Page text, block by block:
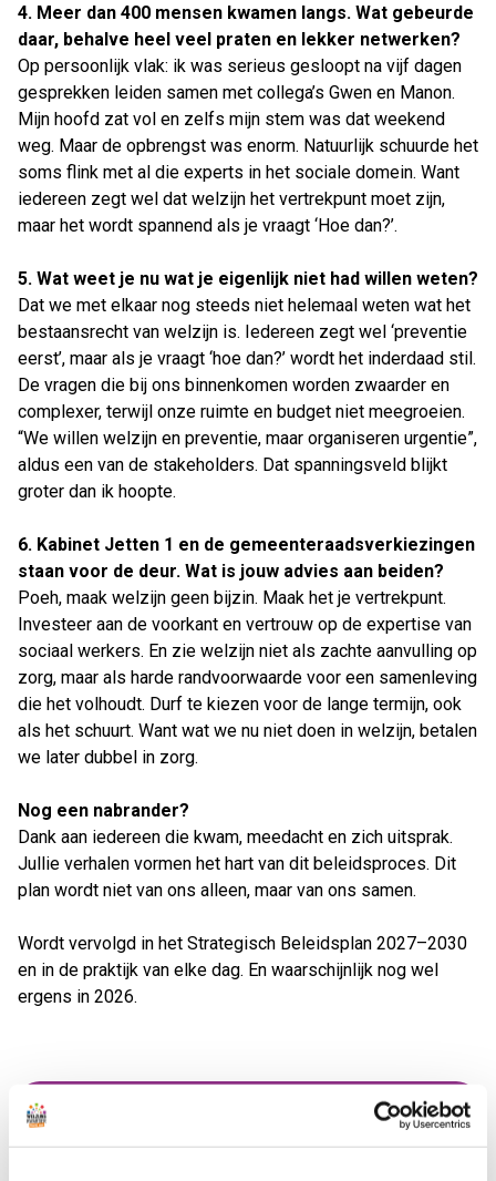
4. Meer dan 400 mensen kwamen langs. Wat gebeurde
daar, behalve heel veel praten en lekker netwerken?
Op persoonlijk vlak: ik was serieus gesloopt na vijf dagen
gesprekken leiden samen met collega’s Gwen en Manon.
Mijn hoofd zat vol en zelfs mijn stem was dat weekend
weg. Maar de opbrengst was enorm. Natuurlijk schuurde het
soms flink met al die experts in het sociale domein. Want
iedereen zegt wel dat welzijn het vertrekpunt moet zijn,
maar het wordt spannend als je vraagt ‘Hoe dan?’.
5. Wat weet je nu wat je eigenlijk niet had willen weten?
Dat we met elkaar nog steeds niet helemaal weten wat het
bestaansrecht van welzijn is. Iedereen zegt wel ‘preventie
eerst’, maar als je vraagt ‘hoe dan?’ wordt het inderdaad stil.
De vragen die bij ons binnenkomen worden zwaarder en
complexer, terwijl onze ruimte en budget niet meegroeien.
“We willen welzijn en preventie, maar organiseren urgentie”,
aldus een van de stakeholders. Dat spanningsveld blijkt
groter dan ik hoopte.
6. Kabinet Jetten 1 en de gemeenteraadsverkiezingen
staan voor de deur. Wat is jouw advies aan beiden?
Poeh, maak welzijn geen bijzin. Maak het je vertrekpunt.
Investeer aan de voorkant en vertrouw op de expertise van
sociaal werkers. En zie welzijn niet als zachte aanvulling op
zorg, maar als harde randvoorwaarde voor een samenleving
die het volhoudt. Durf te kiezen voor de lange termijn, ook
als het schuurt. Want wat we nu niet doen in welzijn, betalen
we later dubbel in zorg.
Nog een nabrander?
Dank aan iedereen die kwam, meedacht en zich uitsprak.
Jullie verhalen vormen het hart van dit beleidsproces. Dit
plan wordt niet van ons alleen, maar van ons samen.
Wordt vervolgd in het Strategisch Beleidsplan 2027–2030
en in de praktijk van elke dag. En waarschijnlijk nog wel
ergens in 2026.